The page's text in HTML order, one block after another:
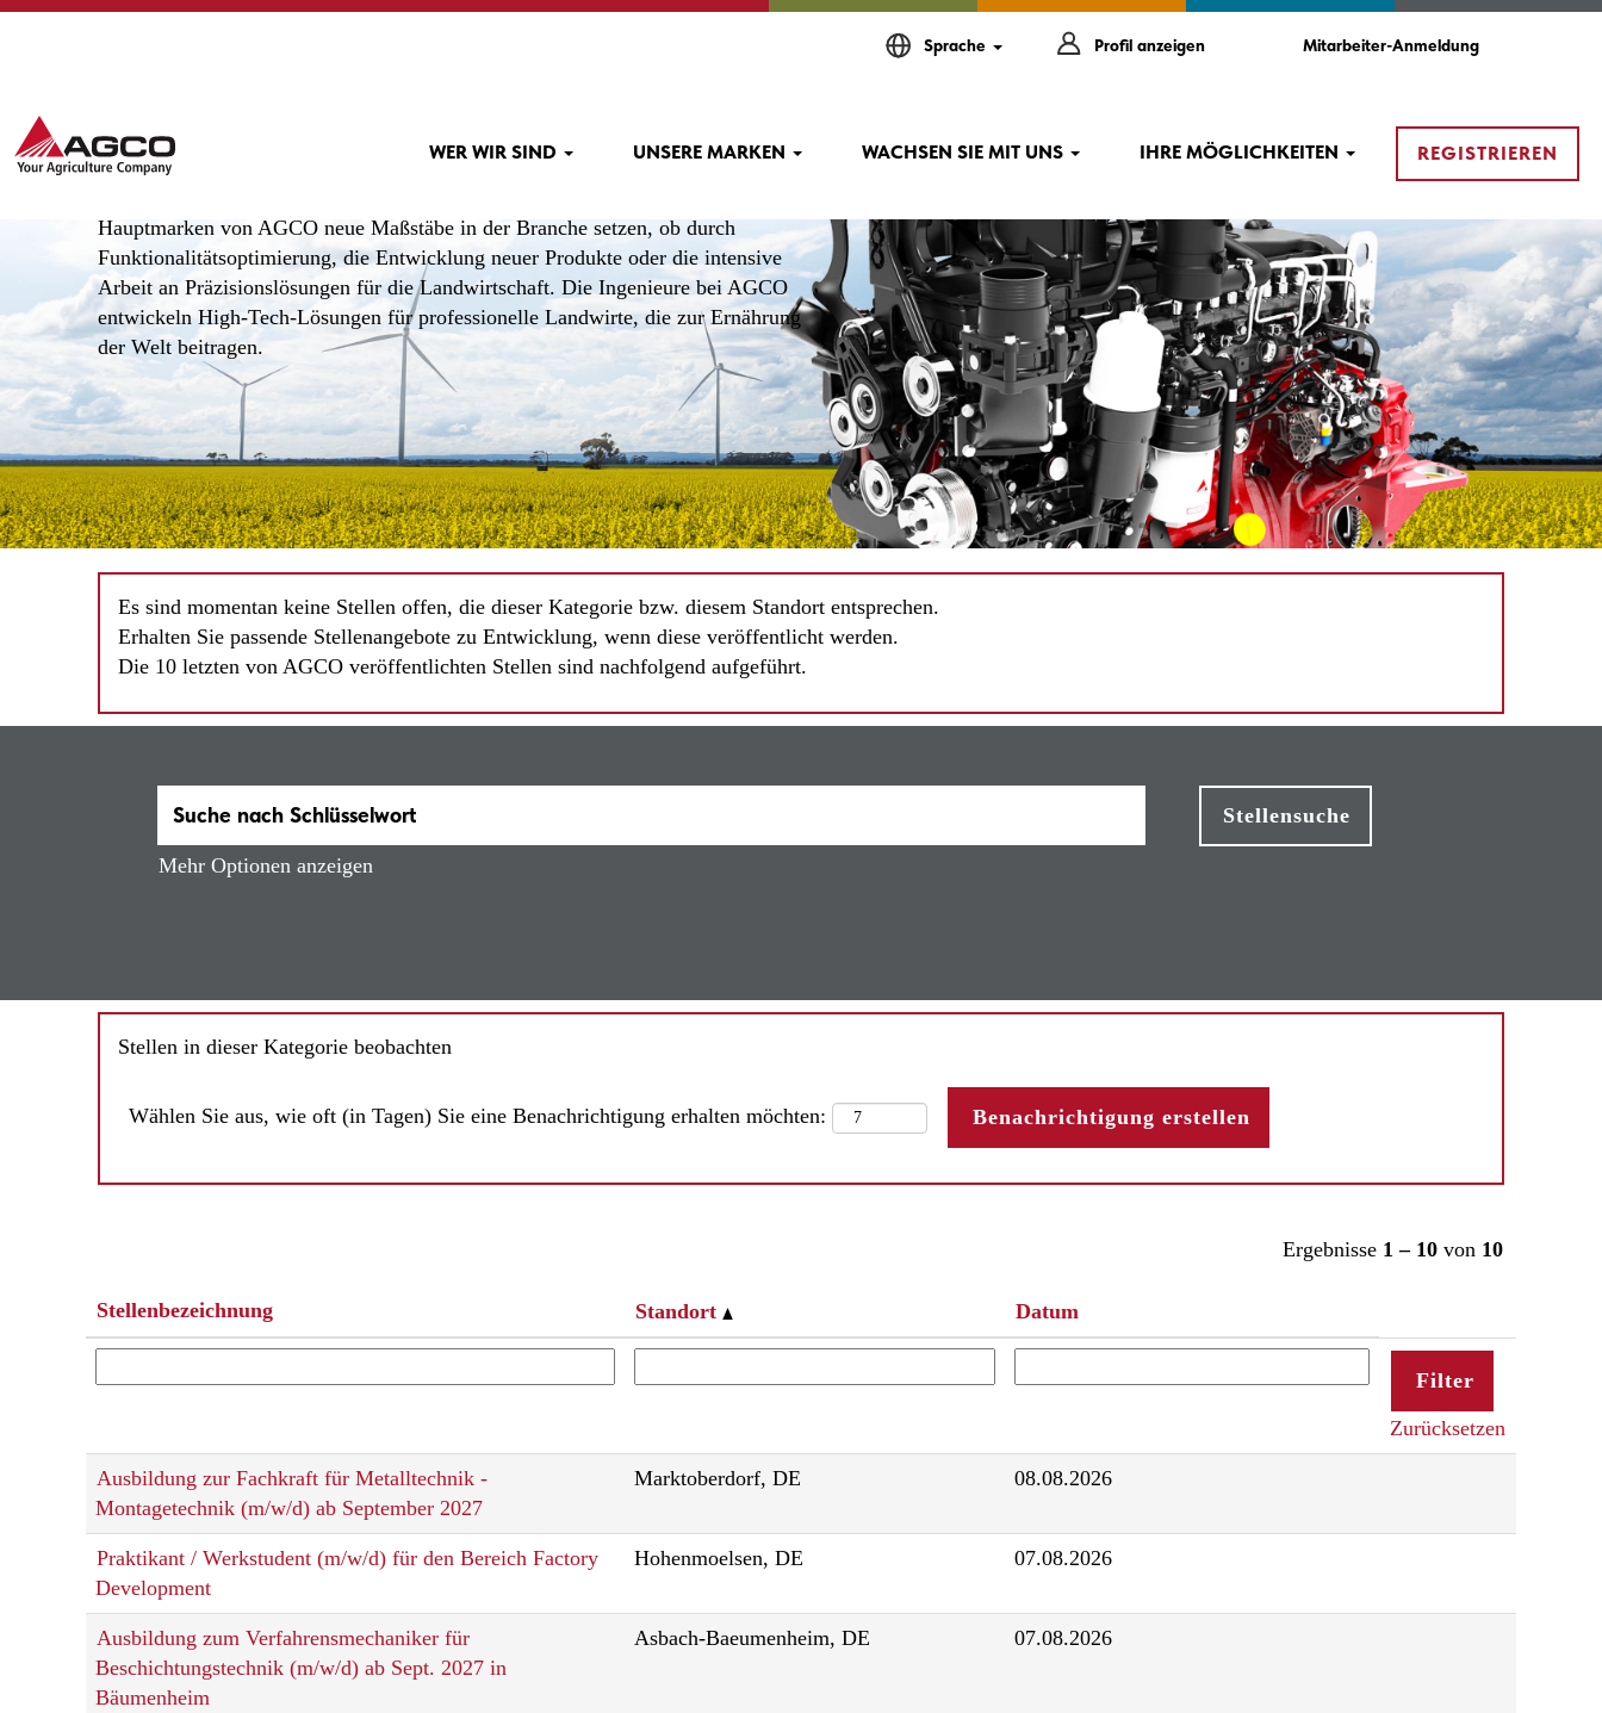
Sprache Profil anzeigen Mitarbeiter-Anmeldung
WER WIR SIND UNSERE MARKEN WACHSEN SIE MIT UNS IHRE MÖGLICHKEITEN REGISTRIEREN
Entwicklung
Innovativ. Vorausdenkend. Detailorientiert.
Hauptmarken von AGCO neue Maßstäbe in der Branche setzen, ob durch
Funktionalitätsoptimierung, die Entwicklung neuer Produkte oder die intensive
Arbeit an Präzisionslösungen für die Landwirtschaft. Die Ingenieure bei AGCO
entwickeln High-Tech-Lösungen für professionelle Landwirte, die zur Ernährung
der Welt beitragen.
Es sind momentan keine Stellen offen, die dieser Kategorie bzw. diesem Standort entsprechen.
Erhalten Sie passende Stellenangebote zu Entwicklung, wenn diese veröffentlicht werden.
Die 10 letzten von AGCO veröffentlichten Stellen sind nachfolgend aufgeführt.
Mehr Optionen anzeigen
Stellen in dieser Kategorie beobachten
Wählen Sie aus, wie oft (in Tagen) Sie eine Benachrichtigung erhalten möchten:
Ergebnisse 1 – 10 von 10
Stellenbezeichnung Standort Datum
Zurücksetzen
Ausbildung zur Fachkraft für Metalltechnik -
Montagetechnik (m/w/d) ab September 2027
Marktoberdorf, DE 08.08.2026
Praktikant / Werkstudent (m/w/d) für den Bereich Factory
Development
Hohenmoelsen, DE 07.08.2026
Ausbildung zum Verfahrensmechaniker für
Beschichtungstechnik (m/w/d) ab Sept. 2027 in
Bäumenheim
Asbach-Baeumenheim, DE 07.08.2026